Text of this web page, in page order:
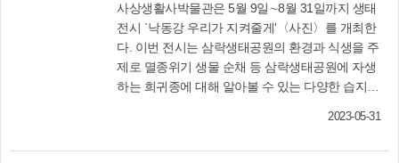
변화를 위해 노력할 것입니다"며 포부도 전했다.
한편, 감동생생 예술창작촌은 5월 30일, 6월
13·20·27일 소품정리함 등을 배워볼 수 있는 `1-
day 목공 체험' 프로그램을 운영하고 수강생을 모
집한다. 문화체육과(☎310-4064)
능하다.
사상생활사박물관은 5월 9일∼8월 31일까지 생태
전시 `낙동강 우리가 지켜줄게'〈사진〉를 개최한
다. 이번 전시는 삼락생태공원의 환경과 식생을 주
제로 멸종위기 생물 순채 등 삼락생태공원에 자생
하는 희귀종에 대해 알아볼 수 있는 다양한 습지식
2023-05-31